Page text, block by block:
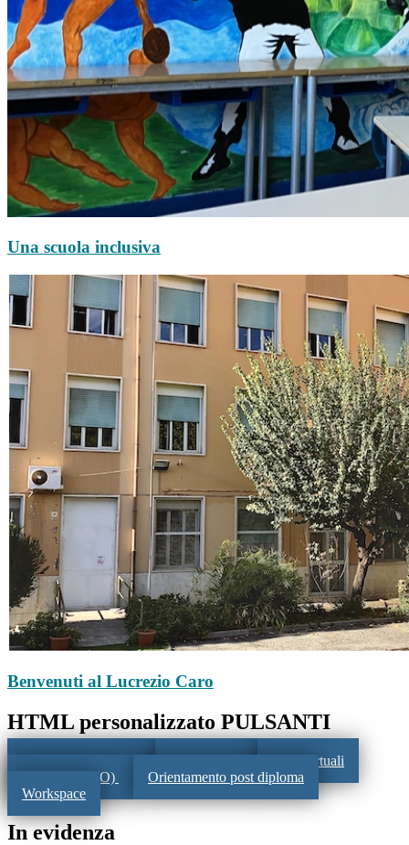
Una scuola inclusiva
Benvenuti al Lucrezio Caro
HTML personalizzato PULSANTI
Aule virtuali
FSL (ex PCTO)
Orientamento post diploma
Workspace
In evidenza